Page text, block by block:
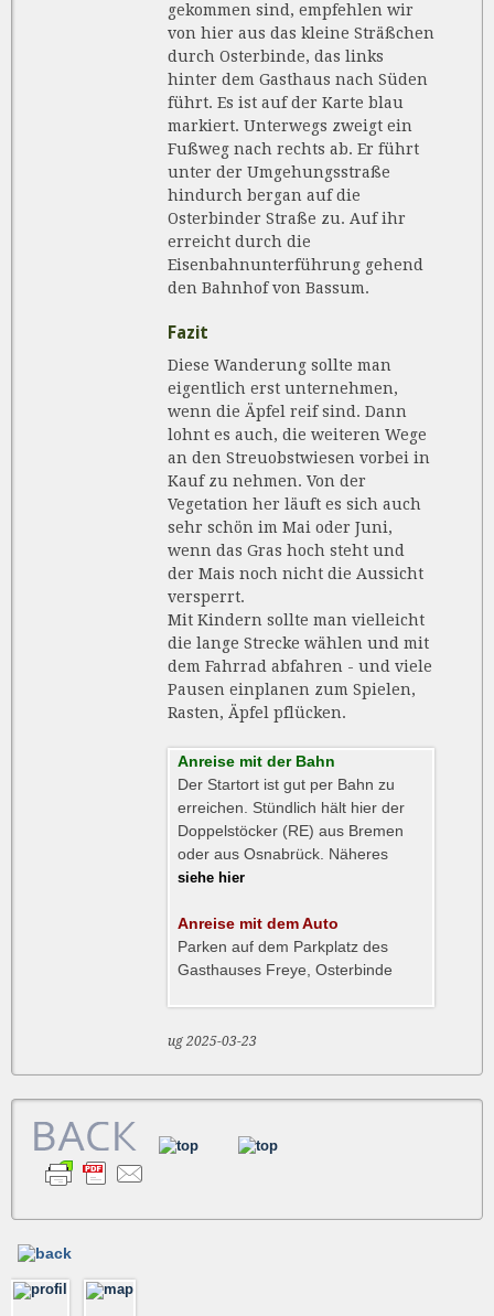
gekommen sind, empfehlen wir
von hier aus das kleine Sträßchen
durch Osterbinde, das links
hinter dem Gasthaus nach Süden
führt. Es ist auf der Karte blau
markiert. Unterwegs zweigt ein
Fußweg nach rechts ab. Er führt
unter der Umgehungsstraße
hindurch bergan auf die
Osterbinder Straße zu. Auf ihr
erreicht durch die
Eisenbahnunterführung gehend
den Bahnhof von Bassum.
Fazit
Diese Wanderung sollte man
eigentlich erst unternehmen,
wenn die Äpfel reif sind. Dann
lohnt es auch, die weiteren Wege
an den Streuobstwiesen vorbei in
Kauf zu nehmen. Von der
Vegetation her läuft es sich auch
sehr schön im Mai oder Juni,
wenn das Gras hoch steht und
der Mais noch nicht die Aussicht
versperrt.
Mit Kindern sollte man vielleicht
die lange Strecke wählen und mit
dem Fahrrad abfahren - und viele
Pausen einplanen zum Spielen,
Rasten, Äpfel pflücken.
Anreise mit der Bahn
Der Startort ist gut per Bahn zu
erreichen. Stündlich hält hier der
Doppelstöcker (RE) aus Bremen
oder aus Osnabrück. Näheres
siehe hier
Anreise mit dem Auto
Parken auf dem Parkplatz des
Gasthauses Freye, Osterbinde
ug 2025-03-23